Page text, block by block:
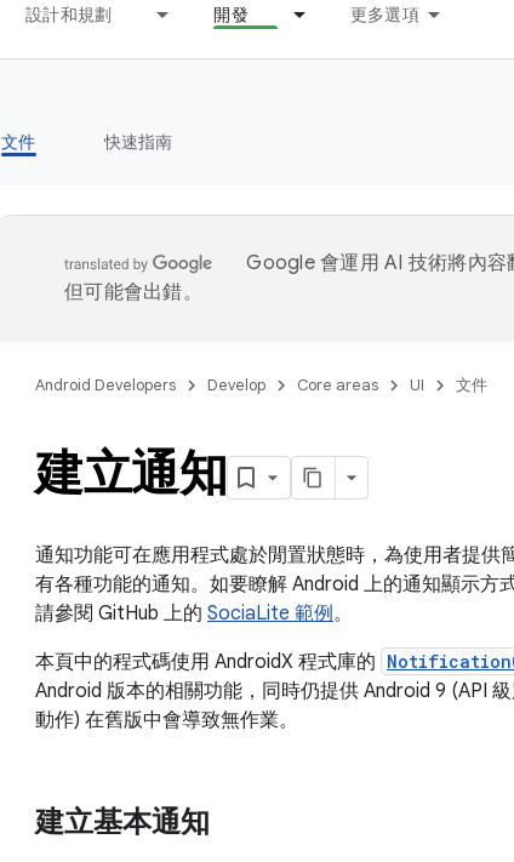
設計和規劃 開發 更多選項
文件 快速指南
Google 會運用 AI 技術將內容
但可能會出錯。
Android Developers Develop Core areas UI 文件
建立通知
通知功能可在應用程式處於閒置狀態時，為使用者提
有各種功能的通知。如要瞭解 Android 上的通知顯示方
請參閱 GitHub 上的 SociaLite 範例。
本頁中的程式碼使用 AndroidX 程式庫的
Android 版本的相關功能，同時仍提供 Android 9 (API
動作) 在舊版中會導致無作業。
建立基本通知